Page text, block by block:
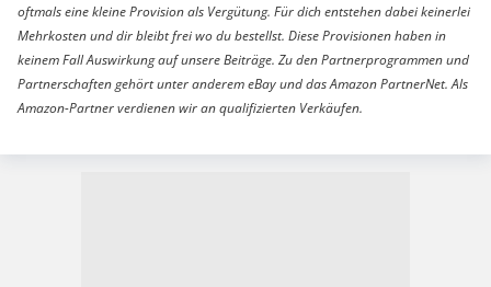
oftmals eine kleine Provision als Vergütung. Für dich entstehen dabei keinerlei
Mehrkosten und dir bleibt frei wo du bestellst. Diese Provisionen haben in
keinem Fall Auswirkung auf unsere Beiträge. Zu den Partnerprogrammen und
Partnerschaften gehört unter anderem eBay und das Amazon PartnerNet. Als
Amazon-Partner verdienen wir an qualifizierten Verkäufen.